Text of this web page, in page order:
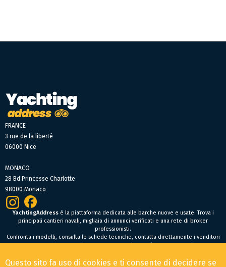
FRANCE
3 rue de la liberté
06000 Nice
MONACO
28 Bd Princesse Charlotte
98000 Monaco
YachtingAddressè la piattaforma dedicata alle barche nuove e usate. Trova i
principali cantieri navali, migliaia di annunci verificati e una rete di broker
professionisti.
Confronta i modelli, consulta le schede tecniche, contatta direttamente i venditori
oppure fai un’offerta online per trovare facilmente la tua prossima barca.
Condizioni Generali di Vendita-Menzioni legali
Questo sito fa uso di cookies e ti consente di decidere se